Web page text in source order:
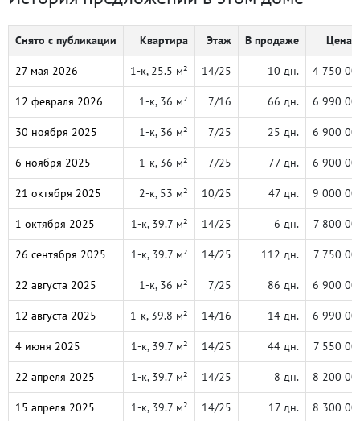
Снято с публикации Квартира Этаж В продаже Цена,
27 мая 2026 1-к, 25.5 м² 14/25 10 дн. 4 750
12 февраля 2026 1-к, 36 м² 7/16 66 дн. 6 990
30 ноября 2025 1-к, 36 м² 7/25 25 дн. 6 900
6 ноября 2025 1-к, 36 м² 7/25 77 дн. 6 900
21 октября 2025 2-к, 53 м² 10/25 47 дн. 9 000
1 октября 2025 1-к, 39.7 м² 14/25 6 дн. 7 800
26 сентября 2025 1-к, 39.7 м² 14/25 112 дн. 7 750
22 августа 2025 1-к, 36 м² 7/25 86 дн. 6 900
12 августа 2025 1-к, 39.8 м² 14/16 14 дн. 6 990
4 июня 2025 1-к, 39.7 м² 14/25 44 дн. 7 550
22 апреля 2025 1-к, 39.7 м² 14/25 8 дн. 8 200
15 апреля 2025 1-к, 39.7 м² 14/25 17 дн. 8 300